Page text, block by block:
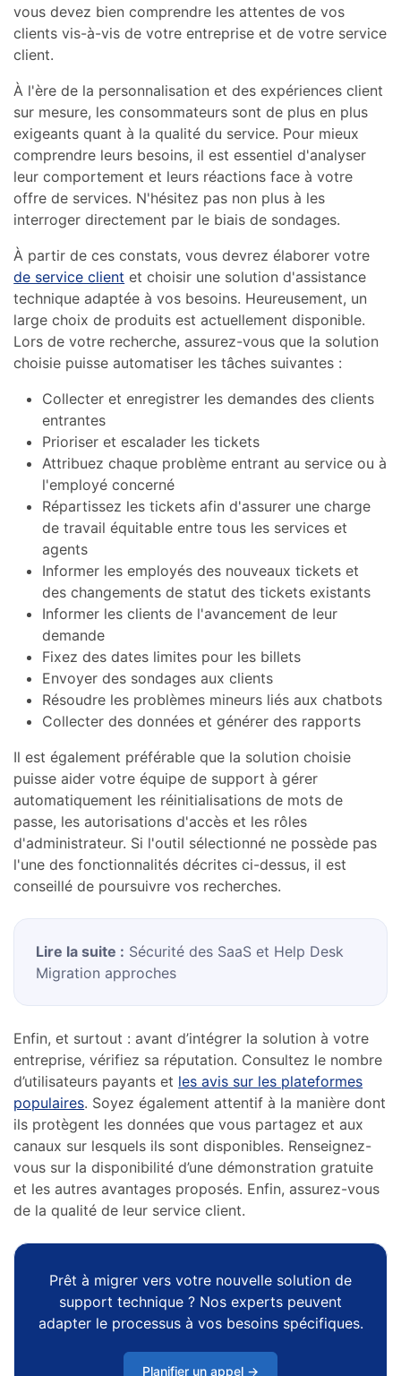
vous devez bien comprendre les attentes de vos
clients vis-à-vis de votre entreprise et de votre service
client.
À l'ère de la personnalisation et des expériences client
sur mesure, les consommateurs sont de plus en plus
exigeants quant à la qualité du service. Pour mieux
comprendre leurs besoins, il est essentiel d'analyser
leur comportement et leurs réactions face à votre
offre de services. N'hésitez pas non plus à les
interroger directement par le biais de sondages.
À partir de ces constats, vous devrez élaborer votre
de service client et choisir une solution d'assistance
technique adaptée à vos besoins. Heureusement, un
large choix de produits est actuellement disponible.
Lors de votre recherche, assurez-vous que la solution
choisie puisse automatiser les tâches suivantes :
Collecter et enregistrer les demandes des clients
entrantes
Prioriser et escalader les tickets
Attribuez chaque problème entrant au service ou à
l'employé concerné
Répartissez les tickets afin d'assurer une charge
de travail équitable entre tous les services et
agents
Informer les employés des nouveaux tickets et
des changements de statut des tickets existants
Informer les clients de l'avancement de leur
demande
Fixez des dates limites pour les billets
Envoyer des sondages aux clients
Résoudre les problèmes mineurs liés aux chatbots
Collecter des données et générer des rapports
Il est également préférable que la solution choisie
puisse aider votre équipe de support à gérer
automatiquement les réinitialisations de mots de
passe, les autorisations d'accès et les rôles
d'administrateur. Si l'outil sélectionné ne possède pas
l'une des fonctionnalités décrites ci-dessus, il est
conseillé de poursuivre vos recherches.
Lire la suite : Sécurité des SaaS et Help Desk
Migration approches
Enfin, et surtout : avant d’intégrer la solution à votre
entreprise, vérifiez sa réputation. Consultez le nombre
d’utilisateurs payants et les avis sur les plateformes
populaires. Soyez également attentif à la manière dont
ils protègent les données que vous partagez et aux
canaux sur lesquels ils sont disponibles. Renseignez-
vous sur la disponibilité d’une démonstration gratuite
et les autres avantages proposés. Enfin, assurez-vous
de la qualité de leur service client.
Prêt à migrer vers votre nouvelle solution de
support technique ? Nos experts peuvent
adapter le processus à vos besoins spécifiques.
Planifier un appel →